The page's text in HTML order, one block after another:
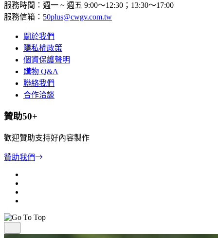
服務時間：週一 ~ 週五 9:00～12:30；13:30～17:00
服務信箱： 50plus@cwgv.com.tw
關於我們
隱私權政策
個資保護聲明
購物 Q&A
聯絡我們
合作洽談
贊助50+
歡迎贊助支持好內容製作
贊助我們